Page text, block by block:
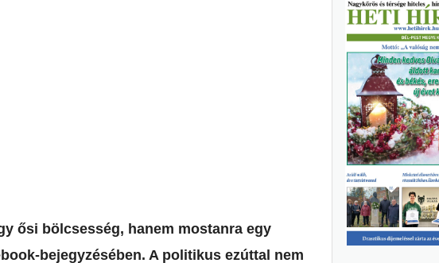
ősi bölcsesség, hanem mostanra egy
bejegyzésében. A politikus ezúttal nem